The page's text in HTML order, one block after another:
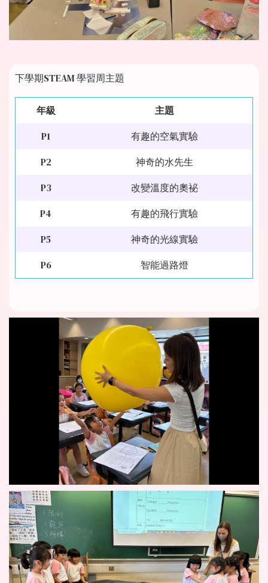
下學期STEAM 學習周主題
年級
主題
P1
有趣的空氣實驗
P2
神奇的水先生
P3
改變溫度的奧袐
P4
有趣的飛行實驗
P5
神奇的光線實驗
P6
智能過路燈